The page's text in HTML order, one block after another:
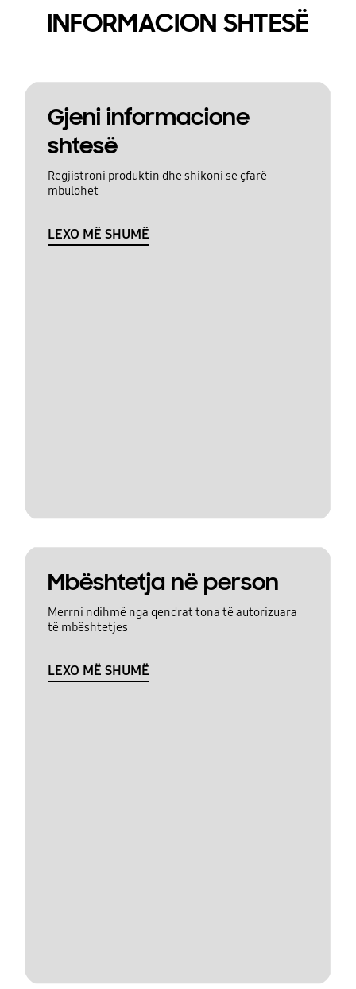
INFORMACION SHTESË
Gjeni informacione
shtesë
Regjistroni produktin dhe shikoni se çfarë
mbulohet
LEXO MË SHUMË
Mbështetja në person
Merrni ndihmë nga qendrat tona të autorizuara
të mbështetjes
LEXO MË SHUMË